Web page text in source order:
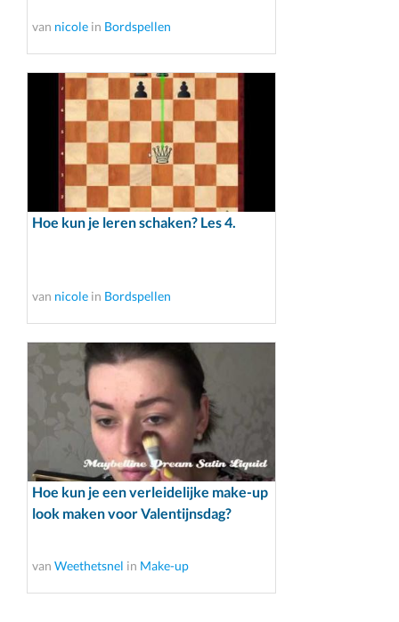
van nicole in Bordspellen
Hoe kun je leren schaken? Les 4.
van nicole in Bordspellen
Hoe kun je een verleidelijke make-up
look maken voor Valentijnsdag?
van Weethetsnel in Make-up